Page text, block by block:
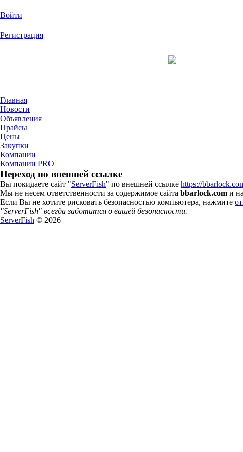
Войти
Регистрация
Главная
Новости
Объявления
Прайсы
Цены
Закупки
Компании
Компании PRO
Переход по внешней ссылке
Вы покидаете сайт "ServerFish" по внешней ссылке https://
Мы не несем ответственности за содержимое сайта bbarlock.com и
Если Вы не хотите рисковать безопасностью компьютера, нажмите
"ServerFish" всегда заботится о вашей безопасности.
ServerFish © 2026